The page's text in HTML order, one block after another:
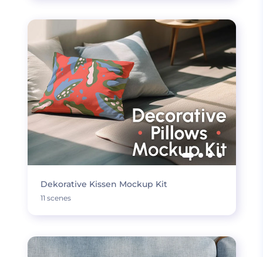
Dekorative Kissen Mockup Kit
11 scenes